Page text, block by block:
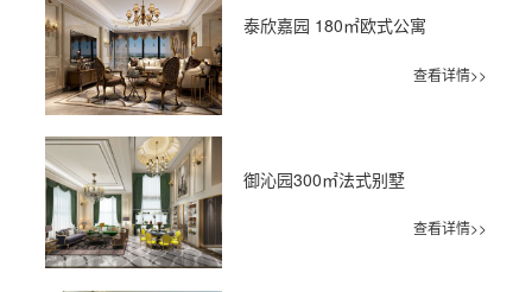
泰欣嘉园 180㎡欧式公寓
查看详情>>
御沁园300㎡法式别墅
查看详情>>